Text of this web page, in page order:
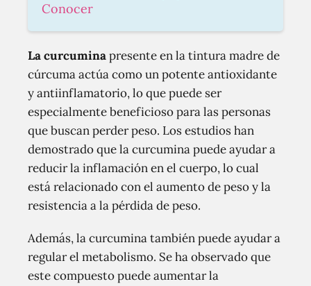
Conocer
La curcuminapresente en la tintura madre de
cúrcuma actúa como un potente antioxidante
y antiinflamatorio, lo que puede ser
especialmente beneficioso para las personas
que buscan perder peso. Los estudios han
demostrado que la curcumina puede ayudar a
reducir la inflamación en el cuerpo, lo cual
está relacionado con el aumento de peso y la
resistencia a la pérdida de peso.
Además, la curcumina también puede ayudar a
regular el metabolismo. Se ha observado que
este compuesto puede aumentar la